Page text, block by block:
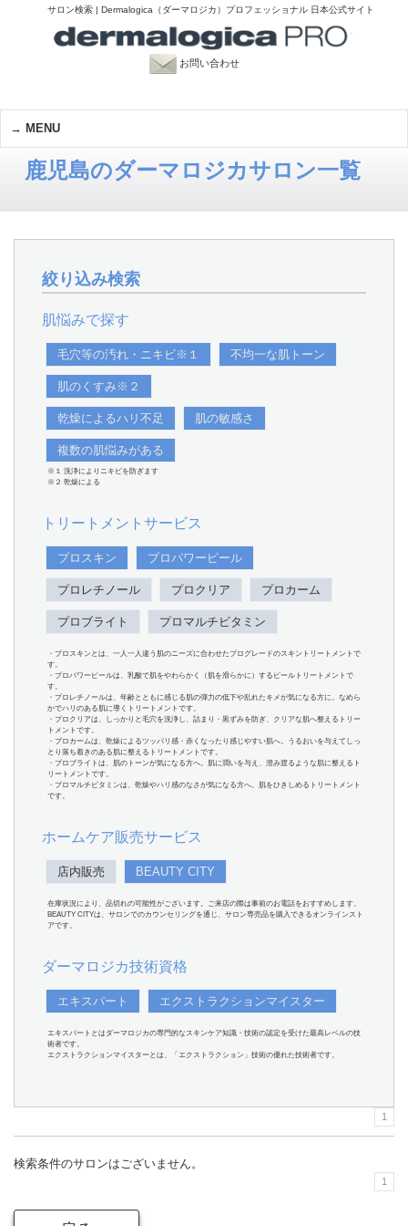
サロン検索 | Dermalogica（ダーマロジカ）プロフェッショナル 日本公式サイト
お問い合わせ
MENU
鹿児島のダーマロジカサロン一覧
絞り込み検索
肌悩みで探す
毛穴等の汚れ・ニキビ※１ 不均一な肌トーン
肌のくすみ※２
乾燥によるハリ不足 肌の敏感さ
複数の肌悩みがある
※１ 洗浄によりニキビを防ぎます
※２ 乾燥による
トリートメントサービス
プロスキン プロパワーピール
プロレチノール プロクリア プロカーム
プロブライト プロマルチビタミン
・プロスキンとは、一人一人違う肌のニーズに合わせたプログレードのスキントリートメントで
す。
・プロパワーピールは、乳酸で肌をやわらかく（肌を滑らかに）するピールトリートメントで
す。
・プロレチノールは、年齢とともに感じる肌の弾力の低下や乱れたキメが気になる方に。なめら
かでハリのある肌に導くトリートメントです。
・プロクリアは、しっかりと毛穴を洗浄し、詰まり・黒ずみを防ぎ、クリアな肌へ整えるトリー
トメントです。
・プロカームは、乾燥によるツッパリ感・赤くなったり感じやすい肌へ。うるおいを与えてしっ
とり落ち着きのある肌に整えるトリートメントです。
・プロブライトは、肌のトーンが気になる方へ。肌に潤いを与え、澄み渡るような肌に整えるト
リートメントです。
・プロマルチビタミンは、乾燥やハリ感のなさが気になる方へ。肌をひきしめるトリートメント
です。
ホームケア販売サービス
店内販売 BEAUTY CITY
在庫状況により、品切れの可能性がございます。ご来店の際は事前のお電話をおすすめします。
BEAUTY CITYは、サロンでのカウンセリングを通じ、サロン専売品を購入できるオンラインスト
アです。
ダーマロジカ技術資格
エキスパート エクストラクションマイスター
エキスパートとはダーマロジカの専門的なスキンケア知識・技術の認定を受けた最高レベルの技
術者です。
エクストラクションマイスターとは、「エクストラクション」技術の優れた技術者です。
1
検索条件のサロンはございません。
1